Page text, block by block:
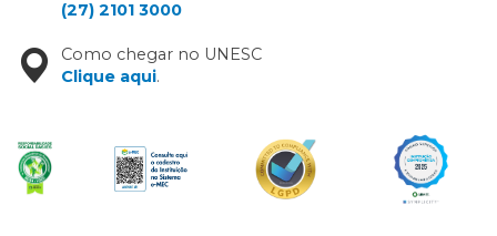
(27) 2101 3000
Como chegar no UNESC
Clique aqui.